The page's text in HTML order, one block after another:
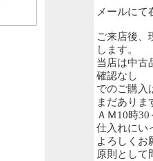
メールにて
ご来店後、
します。
当店は中古
確認なし
でのご購入
まだありま
ＡＭ10時
仕入れにい
よろしくお
原則として